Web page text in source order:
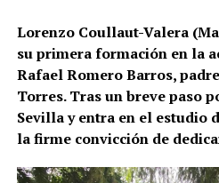
Lorenzo Coullaut-Valera
su primera formación en la
Rafael Romero Barros,
Torres. Tras un breve paso
Sevilla y entra en el estudio
la firme convicción de